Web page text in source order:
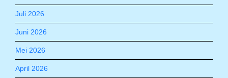
Juli 2026
Juni 2026
Mei 2026
April 2026